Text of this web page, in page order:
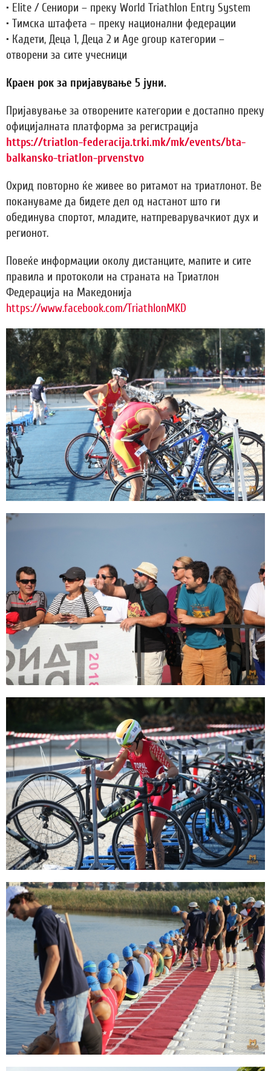
• Elite / Сениори – преку World Triathlon Entry System
• Тимска штафета – преку национални федерации
• Кадети, Деца 1, Деца 2 и Age group категории –
отворени за сите учесници
Краен рок за пријавување 5 јуни.
Пријавување за отворените категории е достапно преку
официјалната платформа за регистрација
https://triatlon-federacija.trki.mk/mk/events/bta-
balkansko-triatlon-prvenstvo
Охрид повторно ќе живее во ритамот на триатлонот. Ве
покануваме да бидете дел од настанот што ги
обединува спортот, младите, натпреварувачкиот дух и
регионот.
Повеќе информации околу дистанците, мапите и сите
правила и протоколи на страната на Триатлон
Федерација на Македонија
https://www.facebook.com/TriathlonMKD